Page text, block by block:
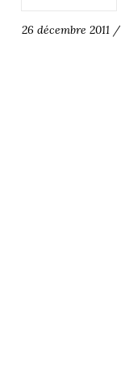
26 décembre 2011 /